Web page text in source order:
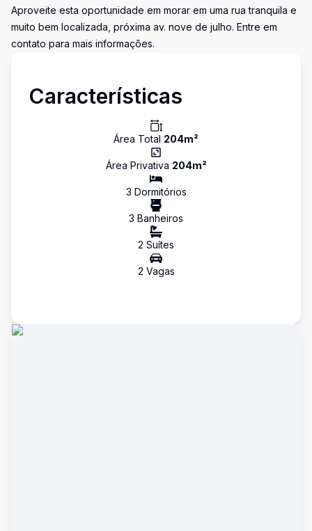
Aproveite esta oportunidade em morar em uma rua tranquila e
muito bem localizada, próxima av. nove de julho. Entre em
contato para mais informações.
Características
Área Total 204m²
Área Privativa 204m²
3 Dormitórios
3 Banheiros
2 Suítes
2 Vagas